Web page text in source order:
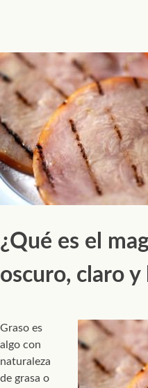
¿Qué es el
oscuro, claro y
Graso es
algo con
naturaleza
de grasa o